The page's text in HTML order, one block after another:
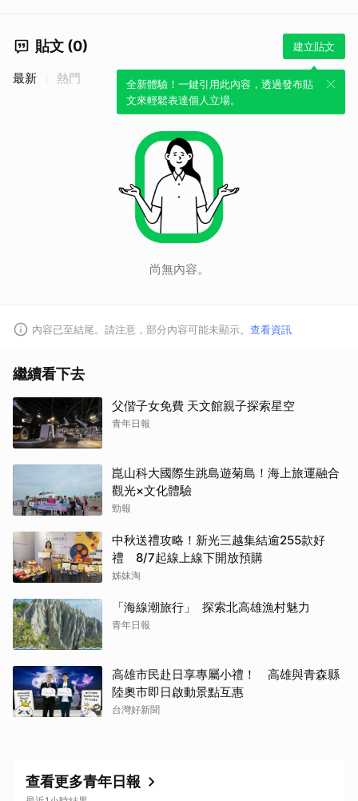
貼文 (0) 建立貼文
全新體驗！一鍵引用此內容，透過發布貼
文來輕鬆表達個人立場。
最新 熱門
尚無內容。
內容已至結尾。請注意，部分內容可能未顯示。 查看資訊
繼續看下去
父偕子女免費 天文館親子探索星空
青年日報
崑山科大國際生跳島遊菊島！海上旅運融合
觀光×文化體驗
勁報
中秋送禮攻略！新光三越集結逾255款好
禮 8/7起線上線下開放預購
姊妹淘
「海線潮旅行」 探索北高雄漁村魅力
青年日報
高雄市民赴日享專屬小禮！ 高雄與青森縣
陸奧市即日啟動景點互惠
台灣好新聞
查看更多青年日報